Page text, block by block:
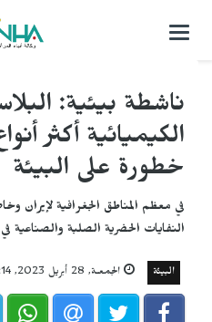
التحكم
ناشطة بيئية:
الكيميائية أكثر
خطورة على البيئة
في معظم المناطق الجغرافية لإيران
النفايات الحضرية الصلبة والصناعية
البيئة الجمعـة, 28 أبريل 2023, 11:14